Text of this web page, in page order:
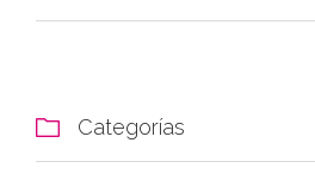
 Categorías